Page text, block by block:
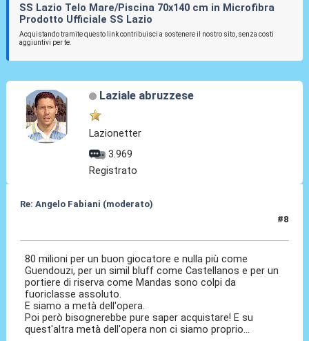
SS Lazio Telo Mare/Piscina 70x140 cm in Microfibra
Prodotto Ufficiale SS Lazio
Acquistando tramite questo link contribuisci a sostenere il nostro sito, senza costi
aggiuntivi per te.
Laziale abruzzese
Lazionetter
3.969
Registrato
Re: Angelo Fabiani (moderato)
#8
80 milioni per un buon giocatore e nulla più come
Guendouzi, per un simil bluff come Castellanos e per un
portiere di riserva come Mandas sono colpi da
fuoriclasse assoluto.
E siamo a metà dell'opera.
Poi però bisognerebbe pure saper acquistare! E su
quest'altra metà dell'opera non ci siamo proprio...